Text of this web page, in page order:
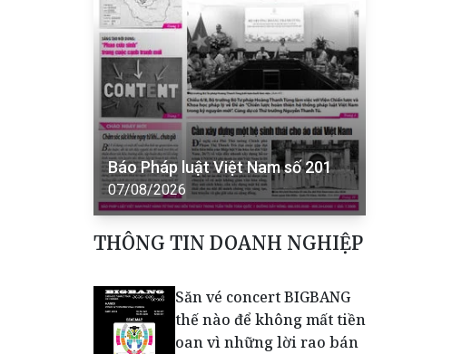
Báo Pháp luật Việt Nam số 201
07/08/2026
THÔNG TIN DOANH NGHIỆP
Săn vé concert BIGBANG
thế nào để không mất tiền
oan vì những lời rao bán